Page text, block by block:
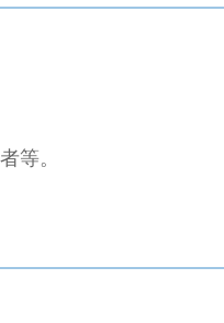
等。